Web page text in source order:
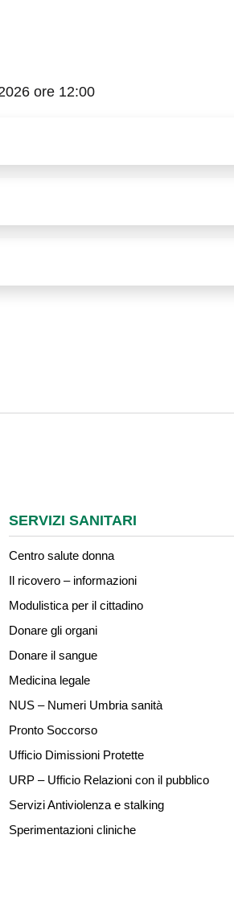
ore 12:00
SERVIZI SANITARI
Centro salute donna
Il ricovero – informazioni
Modulistica per il cittadino
Donare gli organi
Donare il sangue
Medicina legale
NUS – Numeri Umbria sanità
Pronto Soccorso
Ufficio Dimissioni Protette
URP – Ufficio Relazioni con il pubblico
Servizi Antiviolenza e stalking
Sperimentazioni cliniche